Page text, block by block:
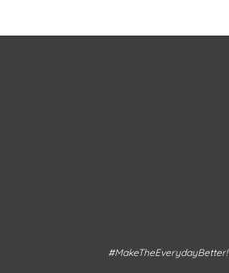
#MakeTheEverydayBetter!